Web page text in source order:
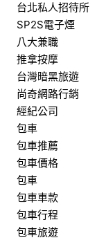
台北私人招待所
SP2S電子煙
八大兼職
推拿按摩
台灣暗黑旅遊
尚奇網路行銷
經紀公司
包車
包車推薦
包車價格
包車
包車車款
包車行程
包車旅遊